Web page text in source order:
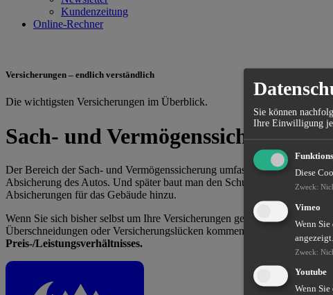
Kundenzeitung
Online-Rechner
Versicherungen – endlich verständlich
Die wichtigsten Versicherungen im Überblick.
Sach- und Vermögenssicherung
Der Bereich der Sach- und Vermögenssicherung umfasst eine Vielzahl
Absicherung des Autos. Und später baut man den Schutz aus, so zum
Absicherungen für das Gebäude hinzu.
Wenn Sie sich bisher selbst um Ihre Versicherungen gekümmert haben,
Überschneidungen oder Versicherungslücken kommen. Wir als Ihr
Preis-/Leistungsverhältnisses.
Sie können
Ihre Einwilligung
Diese
Zweck:
Vimeo
Wenn
Zweck:
Youtube
Wenn